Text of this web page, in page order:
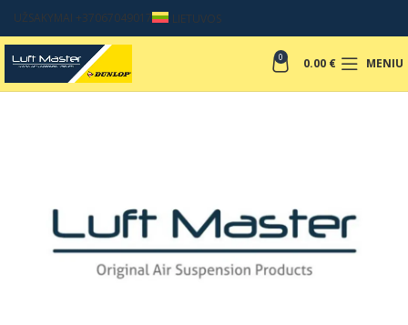
UŽSAKYMAI +37067049017 LIETUVOS
0 0.00 € MENIU